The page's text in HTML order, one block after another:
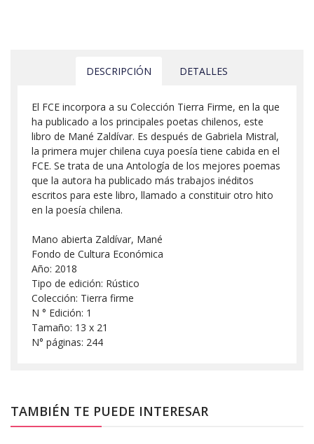
DESCRIPCIÓN DETALLES
El FCE incorpora a su Colección Tierra Firme, en la que
ha publicado a los principales poetas chilenos, este
libro de Mané Zaldívar. Es después de Gabriela Mistral,
la primera mujer chilena cuya poesía tiene cabida en el
FCE. Se trata de una Antología de los mejores poemas
que la autora ha publicado más trabajos inéditos
escritos para este libro, llamado a constituir otro hito
en la poesía chilena.
Mano abierta Zaldívar, Mané
Fondo de Cultura Económica
Año: 2018
Tipo de edición: Rústico
Colección: Tierra firme
N ° Edición: 1
Tamaño: 13 x 21
N° páginas: 244
TAMBIÉN TE PUEDE INTERESAR